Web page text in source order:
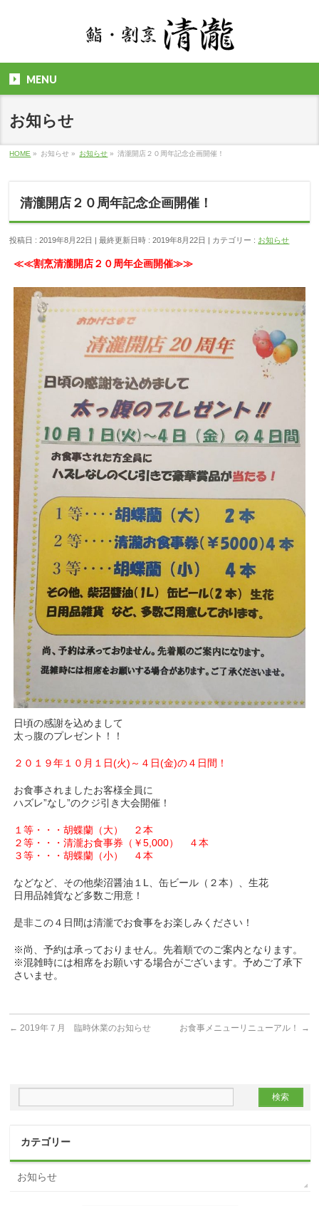
MENU
お知らせ
HOME » お知らせ » お知らせ » 清瀧開店２０周年記念企画開催！
清瀧開店２０周年記念企画開催！
投稿日 : 2019年8月22日 最終更新日時 : 2019年8月22日 カテゴリー : お知らせ
≪≪割烹清瀧開店２０周年企画開催≫≫
日頃の感謝を込めまして
太っ腹のプレゼント！！
２０１９年１０月１日(火)～４日(金)の４日間！
お食事されましたお客様全員に
ハズレ”なし”のクジ引き大会開催！
１等・・・胡蝶蘭（大） ２本
２等・・・清瀧お食事券（￥5,000） ４本
３等・・・胡蝶蘭（小） ４本
などなど、その他柴沼醤油１L、缶ビール（２本）、生花
日用品雑貨など多数ご用意！
是非この４日間は清瀧でお食事をお楽しみください！
※尚、予約は承っておりません。先着順でのご案内となります。
※混雑時には相席をお願いする場合がございます。予めご了承下
さいませ。
← 2019年７月 臨時休業のお知らせ お食事メニューリニューアル！ →
カテゴリー
お知らせ